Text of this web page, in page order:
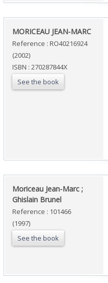
‎MORICEAU JEAN-MARC‎
Reference : RO40216924
(2002)
ISBN : 270287844X
See the book
‎Moriceau Jean-Marc ;
Ghislain Brunel‎
Reference : 101466
(1997)
See the book